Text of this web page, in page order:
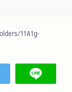
11A1g-